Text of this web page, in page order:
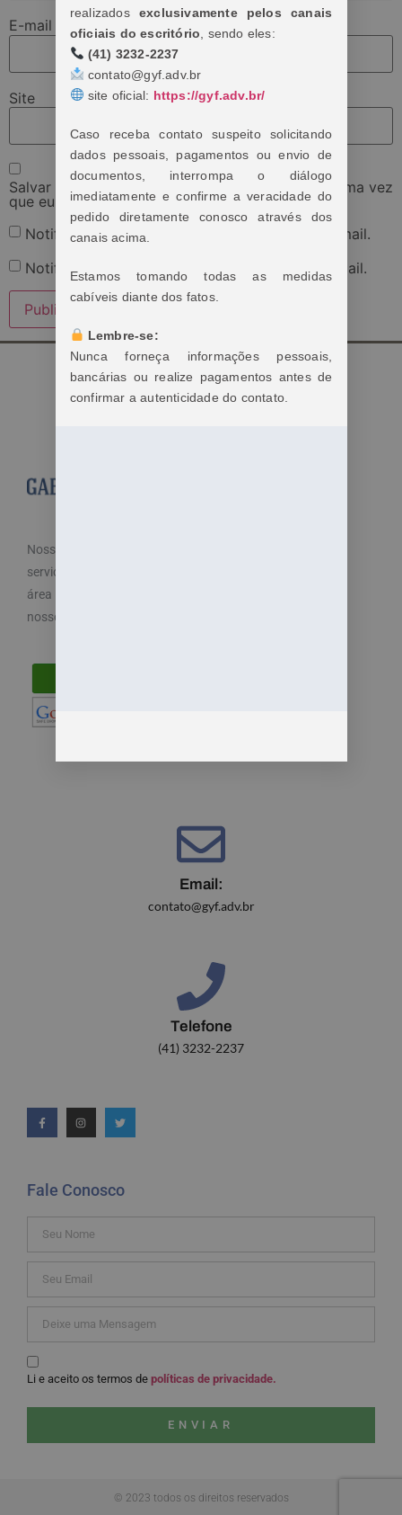
E-mail
Site
Salvar meus dados neste navegador para a próxima vez
que eu comentar.
Notifique-me sobre novos comentários por e-mail.
Notifique-me sobre novas publicações por e-mail.
Nosso objetivo é cuidar dos seus direitos e oferecemos
serviços especializados e diferenciados atendendo a
área trabalhista do direito. Por isso, disponibilizamos
nossos serviços de maneira fácil e acessível.
Email:
contato@gyf.adv.br
Telefone
(41) 3232-2237
Fale Conosco
Li e aceito os termos de políticas de privacidade.
ENVIAR
© 2023 todos os direitos reservados
realizados exclusivamente pelos canais
oficiais do escritório , sendo eles:
(41) 3232-2237
contato@gyf.adv.br
site oficial: https://gyf.adv.br/
Caso receba contato suspeito solicitando
dados pessoais, pagamentos ou envio de
documentos, interrompa o diálogo
imediatamente e confirme a veracidade do
pedido diretamente conosco através dos
canais acima.
Estamos tomando todas as medidas
cabíveis diante dos fatos.
Lembre-se:
Nunca forneça informações pessoais,
bancárias ou realize pagamentos antes de
confirmar a autenticidade do contato.